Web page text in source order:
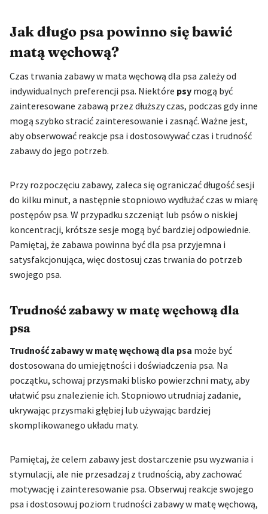
Jak długo psa powinno się bawić
matą węchową?
Czas trwania zabawy w mata węchową dla psa zależy od
indywidualnych preferencji psa. Niektóre psy mogą być
zainteresowane zabawą przez dłuższy czas, podczas gdy inne
mogą szybko stracić zainteresowanie i zasnąć. Ważne jest,
aby obserwować reakcje psa i dostosowywać czas i trudność
zabawy do jego potrzeb.
Przy rozpoczęciu zabawy, zaleca się ograniczać długość sesji
do kilku minut, a następnie stopniowo wydłużać czas w miarę
postępów psa. W przypadku szczeniąt lub psów o niskiej
koncentracji, krótsze sesje mogą być bardziej odpowiednie.
Pamiętaj, że zabawa powinna być dla psa przyjemna i
satysfakcjonująca, więc dostosuj czas trwania do potrzeb
swojego psa.
Trudność zabawy w matę węchową dla
psa
Trudność zabawy w matę węchową dla psa może być
dostosowana do umiejętności i doświadczenia psa. Na
początku, schowaj przysmaki blisko powierzchni maty, aby
ułatwić psu znalezienie ich. Stopniowo utrudniaj zadanie,
ukrywając przysmaki głębiej lub używając bardziej
skomplikowanego układu maty.
Pamiętaj, że celem zabawy jest dostarczenie psu wyzwania i
stymulacji, ale nie przesadzaj z trudnością, aby zachować
motywację i zainteresowanie psa. Obserwuj reakcje swojego
psa i dostosowuj poziom trudności zabawy w matę węchową,